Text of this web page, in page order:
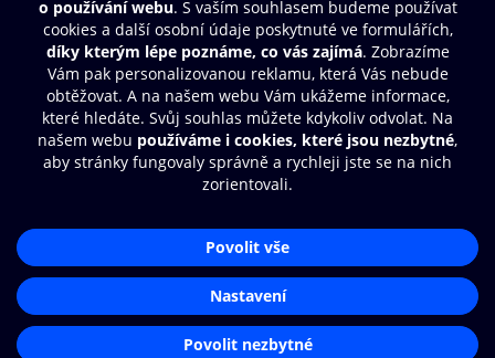
Moje O2 Knihovna
Další zábava
© O2 Czech Republic a.s.
Přístupnost
Zásady zpracování osobních údajů
Nastavení cookies
Aplikace O2 Knihovna
Čti a poslouchej své e-knihy a
audioknihy rychleji a pohodlněji.